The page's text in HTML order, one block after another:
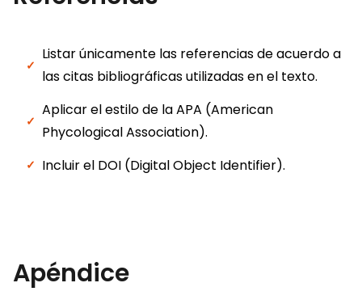
Listar únicamente las referencias de acuerdo a
las citas bibliográficas utilizadas en el texto.
Aplicar el estilo de la APA (American
Phycological Association).
Incluir el DOI (Digital Object Identifier).
Apéndice